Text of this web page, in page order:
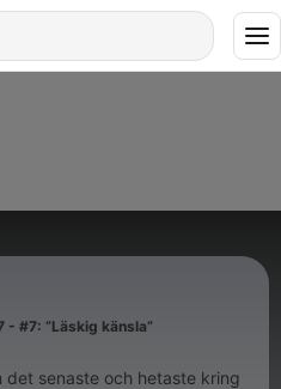
- #7: ”Läskig känsla”
senaste och hetaste kring